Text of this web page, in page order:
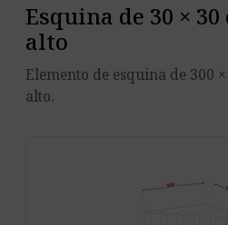
Esquina de 30 × 30
alto
Elemento de esquina de 300
alto.